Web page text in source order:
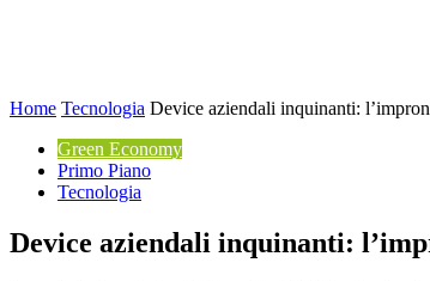
Home Tecnologia Device aziendali inquinanti:
Green Economy
Primo Piano
Tecnologia
Device aziendali inquinanti: